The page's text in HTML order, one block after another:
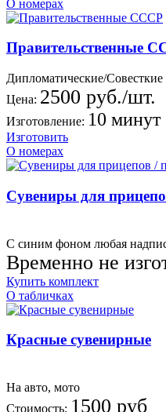
О номерах
Правительственные
Дипломатические/Совесткие
Цена: 2500 руб./шт.
Изготовление: 10 минут
Изготовить
О номерах
Сувениры для
С синим фоном любая
Временно не
Купить комплект
О табличках
Красные сувенирные
На авто, мото
Стоимость: 1500 руб